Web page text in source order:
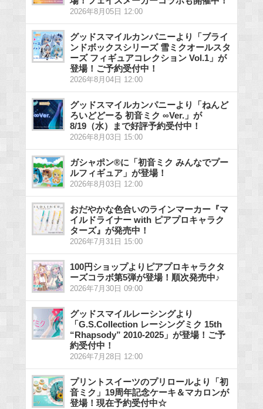
2026年8月05日 12:00
グッドスマイルカンパニーより「ブライ
ンドボックスシリーズ 雪ミクオールスタ
ーズ フィギュアコレクション Vol.1」が
登場！ご予約受付中！
2026年8月04日 12:00
グッドスマイルカンパニーより「ねんど
ろいどどーる 初音ミク ∞Ver.」が
8/19（水）まで好評予約受付中！
2026年8月03日 15:00
ガシャポン®に「初音ミク みんなでプー
ルフィギュア」が登場！
2026年8月03日 12:00
おだやかな色合いのラインマーカー『マ
イルドライナー with ピアプロキャラク
ターズ』が発売中！
2026年7月31日 15:00
100円ショップよりピアプロキャラクタ
ーズコラボ第5弾が登場！順次発売中♪
2026年7月30日 09:00
グッドスマイルレーシングより
「G.S.Collection レーシングミク 15th
“Rhapsody” 2010-2025」が登場！ご予
約受付中！
2026年7月28日 12:00
プリントスイーツのプリロールより「初
音ミク」19周年記念ケーキ＆マカロンが
登場！現在予約受付中☆